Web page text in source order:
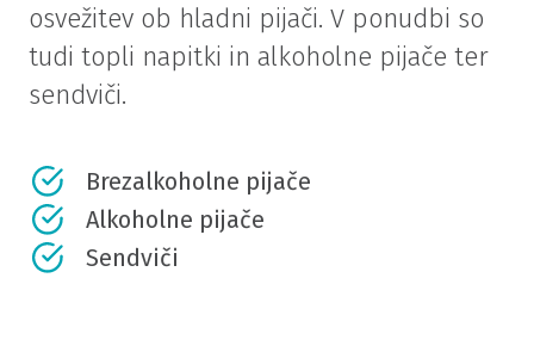
osvežitev ob hladni pijači. V ponudbi so
tudi topli napitki in alkoholne pijače ter
sendviči.
Brezalkoholne pijače
Alkoholne pijače
Sendviči